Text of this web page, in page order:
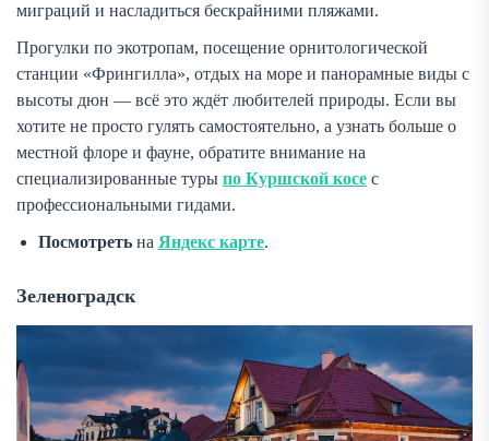
миграций и насладиться бескрайними пляжами.
Прогулки по экотропам, посещение орнитологической
станции «Фрингилла», отдых на море и панорамные виды с
высоты дюн — всё это ждёт любителей природы. Если вы
хотите не просто гулять самостоятельно, а узнать больше о
местной флоре и фауне, обратите внимание на
специализированные туры по Куршской косе с
профессиональными гидами.
Посмотреть на Яндекс карте.
Зеленоградск